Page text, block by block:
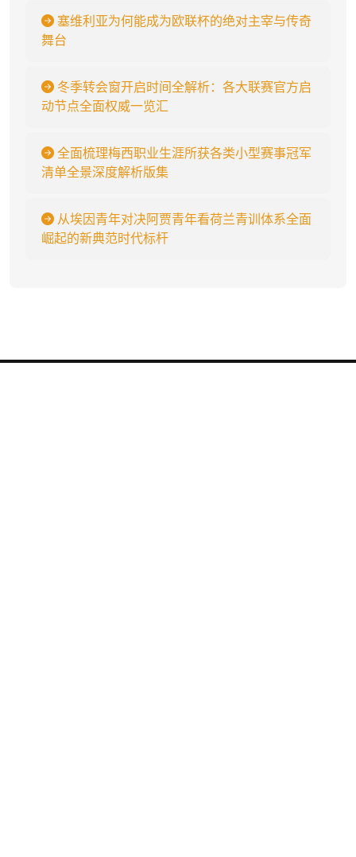
塞维利亚为何能成为欧联杯的绝对主宰与传奇
舞台
冬季转会窗开启时间全解析：各大联赛官方启
动节点全面权威一览汇
全面梳理梅西职业生涯所获各类小型赛事冠军
清单全景深度解析版集
从埃因青年对决阿贾青年看荷兰青训体系全面
崛起的新典范时代标杆